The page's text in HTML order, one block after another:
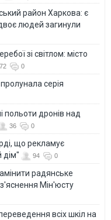
район Харкова: є
людей загинули
зі світлом: місто
72 0
серія
польоти дронів над
36 0
що рекламує
дім"
94 0
радянське
Мін'юсту
всіх шкіл на